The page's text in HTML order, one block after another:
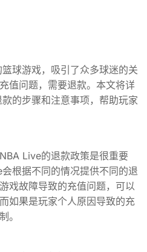
球游戏，吸引了众多球迷的关
值问题，需要退款。本文将详
的步骤和注意事项，帮助玩家
Live的退款政策是很重要
根据不同的情况提供不同的退
戏故障导致的充值问题，可以
如果是玩家个人原因导致的充
。